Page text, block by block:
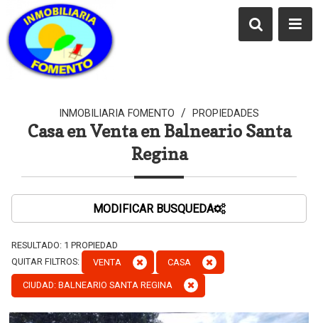
INMOBILIARIA FOMENTO / PROPIEDADES
Casa en Venta en Balneario Santa
Regina
MODIFICAR BUSQUEDA
RESULTADO: 1 PROPIEDAD
QUITAR FILTROS:
VENTA CASA
CIUDAD: BALNEARIO SANTA REGINA